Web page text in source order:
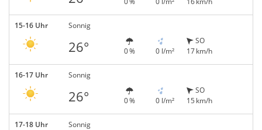
15-16 Uhr Sonnig
26° 0 % 0 l/m²
SO
17 km/h
16-17 Uhr Sonnig
26° 0 % 0 l/m²
SO
15 km/h
17-18 Uhr Sonnig